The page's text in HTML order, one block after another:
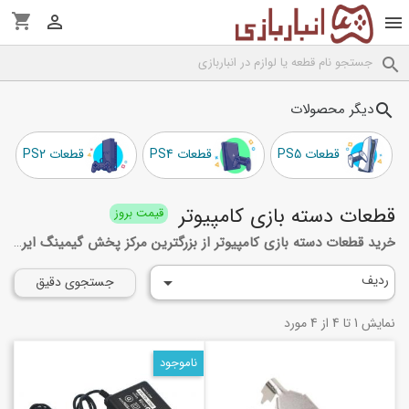

shopping_cart


searchدیگر محصولات
قطعات PS5 قطعات PS4 قطعات PS2
قطعات دسته بازی کامپیوتر قیمت بروز
خرید قطعات دسته بازی کامپیوتر از بزرگترین مرکز پخش گیمینگ ایران
ردیف  جستجوی دقیق
نمایش 1 تا 4 از 4 مورد
ناموجود